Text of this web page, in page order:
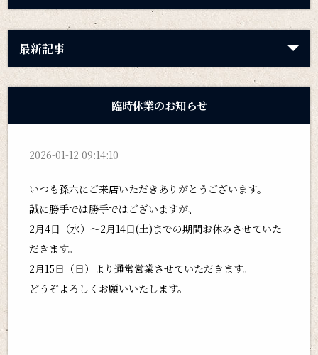
最新記事
臨時休業のお知らせ
2026-01-12 09:14:10
いつも孫六にご来店いただきありがとうございます。
誠に勝手では勝手ではございますが、
2月4日（水）～2月14日(土)までの期間お休みさせていた
だきます。
2月15日（日）より通常営業させていただきます。
どうぞよろしくお願いいたします。